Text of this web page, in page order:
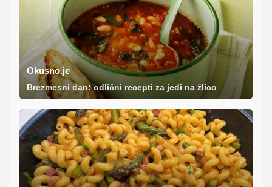
Okusno.je
Brezmesni dan: odlični recepti za jedi na žlico